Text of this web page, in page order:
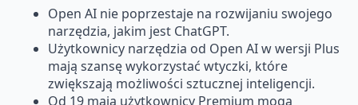
Open AI nie poprzestaje na rozwijaniu swojego
narzędzia, jakim jest ChatGPT.
Użytkownicy narzędzia od Open AI w wersji Plus
mają szansę wykorzystać wtyczki, które
zwiększają możliwości sztucznej inteligencji.
Od 19 maja użytkownicy Premium mogą